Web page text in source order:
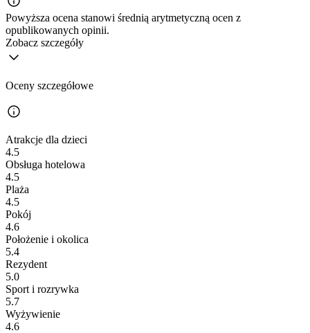
Powyższa ocena stanowi średnią arytmetyczną ocen z
opublikowanych opinii.
Zobacz szczegóły
Oceny szczegółowe
Atrakcje dla dzieci
4.5
Obsługa hotelowa
4.5
Plaża
4.5
Pokój
4.6
Położenie i okolica
5.4
Rezydent
5.0
Sport i rozrywka
5.7
Wyżywienie
4.6